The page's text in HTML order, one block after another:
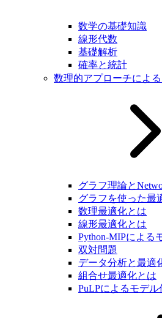
数学の基礎知識
線形代数
基礎解析
確率と統計
数理的アプローチによ
グラフ理論と
グラフを使った最
数理最適化とは
線形最適化とは
Python-MIPによる
双対問題
データ分析と最適
組合せ最適化とは
PuLPによるモデル